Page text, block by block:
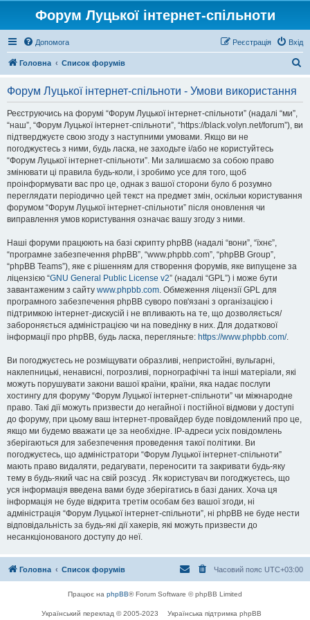
Форум Луцької інтернет-спільноти
Допомога Вхід
Реєстрація
Головна Список форумів
Форум Луцької інтернет-спільноти - Умови використання
Реєструючись на форумі “Форум Луцької інтернет-спільноти” (надалі “ми”,
“наш”, “Форум Луцької інтернет-спільноти”, “https://black.volyn.net/forum”), ви
підтверджуєте свою згоду з наступними умовами. Якщо ви не
погоджуєтесь з ними, будь ласка, не заходьте і/або не користуйтесь
“Форум Луцької інтернет-спільноти”. Ми залишаємо за собою право
змінювати ці правила будь-коли, і зробимо усе для того, щоб
проінформувати вас про це, однак з вашої сторони було б розумно
переглядати періодично цей текст на предмет змін, оскільки користування
форумом “Форум Луцької інтернет-спільноти” після оновлення чи
виправлення умов користування означає вашу згоду з ними.
Наші форуми працюють на базі скрипту phpBB (надалі “вони”, “їхнє”,
“програмне забезпечення phpBB”, “www.phpbb.com”, “phpBB Group”,
“phpBB Teams”), яке є рішенням для створення форумів, яке випущене за
ліцензією “GNU General Public License v2” (надалі “GPL”) і може бути
завантаженим з сайту www.phpbb.com. Обмеження ліцензії GPL для
програмного забезпечення phpBB суворо пов'язані з організацією і
підтримкою інтернет-дискусій і не впливають на те, що дозволяється/
забороняється адміністрацією чи на поведінку в них. Для додаткової
інформації про phpBB, будь ласка, перегляньте: https://www.phpbb.com/.
Ви погоджуєтесь не розміщувати образливі, непристойні, вульгарні,
наклепницькі, ненависні, погрозливі, порнографічні та інші матеріали, які
можуть порушувати закони вашої країни, країни, яка надає послуги
хостингу для форуму “Форум Луцької інтернет-спільноти” чи міжнародне
право. Такі дії можуть призвести до негайної і постійної відмови у доступі
до форуму, при цьому ваш інтернет-провайдер буде повідомлений про це,
якщо ми будемо вважати це за необхідне. IP-адреси усіх повідомлень
зберігаються для забезпечення проведення такої політики. Ви
погоджуєтесь, що адміністратори “Форум Луцької інтернет-спільноти”
мають право видаляти, редагувати, переносити та закривати будь-яку
тему в будь-який час на свій розсуд . Як користувач ви погоджуєтесь, що
уся інформація введена вами буде зберігатись в базі даних. Хоча ця
інформація не буде відкрита третім особам без вашої згоди, ні
адміністрація “Форум Луцької інтернет-спільноти”, ні phpBB не буде нести
відповідальність за будь-які дії хакерів, які можуть призвести до
несанкціонованого доступу до неї.
Головна Список форумів Часовий пояс UTC+03:00
Працює на phpBB® Forum Software © phpBB Limited
Український переклад © 2005-2023 Українська підтримка phpBB